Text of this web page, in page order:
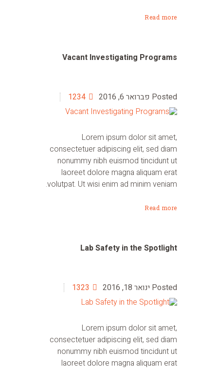
Read more
Vacant Investigating Programs
פברואר 6, 2016 1234
Lorem ipsum dolor sit amet,
consectetuer adipiscing elit, sed diam
nonummy nibh euismod tincidunt ut
laoreet dolore magna aliquam erat
volutpat. Ut wisi enim ad minim veniam.
Read more
Lab Safety in the Spotlight
ינואר 18, 2016 1323
Lorem ipsum dolor sit amet,
consectetuer adipiscing elit, sed diam
nonummy nibh euismod tincidunt ut
laoreet dolore magna aliquam erat